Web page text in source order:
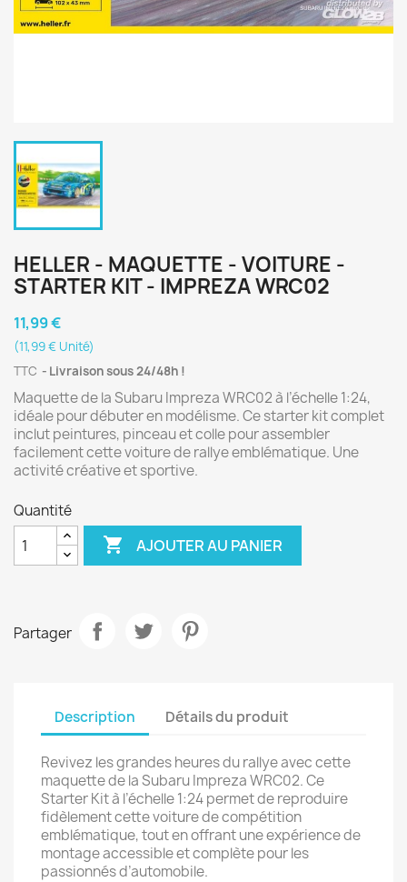
HELLER - MAQUETTE - VOITURE -
STARTER KIT - IMPREZA WRC02
11,99 €
(11,99 € Unité)
TTC
Livraison sous 24/48h !
Maquette de la Subaru Impreza WRC02 à l’échelle 1:24,
idéale pour débuter en modélisme. Ce starter kit complet
inclut peintures, pinceau et colle pour assembler
facilement cette voiture de rallye emblématique. Une
activité créative et sportive.
Quantité
 AJOUTER AU PANIER
Partager
Description Détails du produit
Revivez les grandes heures du rallye avec cette
maquette de la Subaru Impreza WRC02. Ce
Starter Kit à l’échelle 1:24 permet de reproduire
fidèlement cette voiture de compétition
emblématique, tout en offrant une expérience de
montage accessible et complète pour les
passionnés d’automobile.